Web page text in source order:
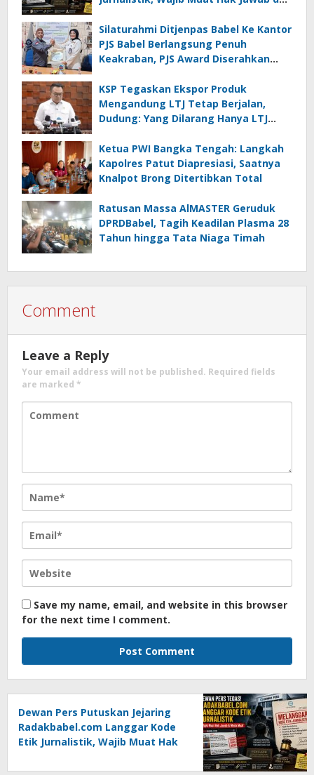
Silaturahmi Ditjenpas Babel Ke Kantor
PJS Babel Berlangsung Penuh
Keakraban, PJS Award Diserahkan
KSP Tegaskan Ekspor Produk
Mengandung LTJ Tetap Berjalan,
Dudung: Yang Dilarang Hanya LTJ
Ketua PWI Bangka Tengah: Langkah
Kapolres Patut Diapresiasi, Saatnya
Knalpot Brong Ditertibkan Total
Ratusan Massa AlMASTER Geruduk
DPRDBabel, Tagih Keadilan Plasma 28
Tahun hingga Tata Niaga Timah
Comment
Leave a Reply
Your email address will not be published. Required fields
are marked *
Save my name, email, and website in this browser
for the next time I comment.
Dewan Pers Putuskan Jejaring
Radakbabel.com Langgar Kode
Etik Jurnalistik, Wajib Muat Hak